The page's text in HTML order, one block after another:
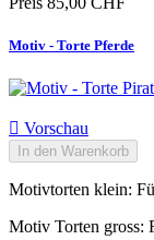
Motiv - Torte Pferde
 Vorschau
In den Warenkorb
Motivtorten klein:
Motiv Torten gross: